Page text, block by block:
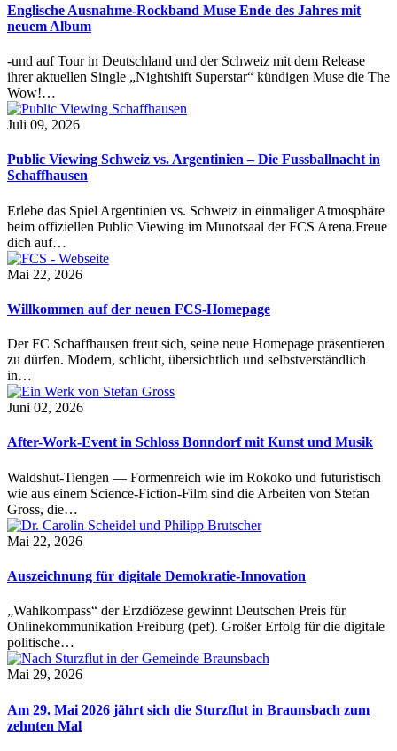
Englische Ausnahme-Rockband Muse Ende des Jahres mit
neuem Album
-und auf Tour in Deutschland und der Schweiz mit dem Release
ihrer aktuellen Single „Nightshift Superstar“ kündigen Muse die The
Wow!…
Juli 09, 2026
Public Viewing Schweiz vs. Argentinien – Die Fussballnacht in
Schaffhausen
Erlebe das Spiel Argentinien vs. Schweiz in einmaliger Atmosphäre
beim offiziellen Public Viewing im Munotsaal der FCS Arena.Freue
dich auf…
Mai 22, 2026
Willkommen auf der neuen FCS-Homepage
Der FC Schaffhausen freut sich, seine neue Homepage präsentieren
zu dürfen. Modern, schlicht, übersichtlich und selbstverständlich
in…
Juni 02, 2026
After-Work-Event in Schloss Bonndorf mit Kunst und Musik
Waldshut-Tiengen — Formenreich wie im Rokoko und futuristisch
wie aus einem Science-Fiction-Film sind die Arbeiten von Stefan
Gross, die…
Mai 22, 2026
Auszeichnung für digitale Demokratie-Innovation
„Wahlkompass“ der Erzdiözese gewinnt Deutschen Preis für
Onlinekommunikation Freiburg (pef). Großer Erfolg für die digitale
politische…
Mai 29, 2026
Am 29. Mai 2026 jährt sich die Sturzflut in Braunsbach zum
zehnten Mal